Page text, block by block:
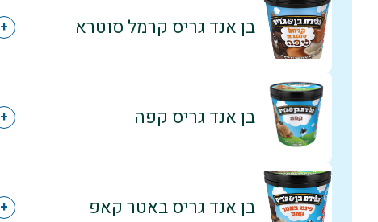
בן אנד גריס קרמל סוטרא +
בן אנד גריס קפה +
בן אנד גריס באטר קאפ +